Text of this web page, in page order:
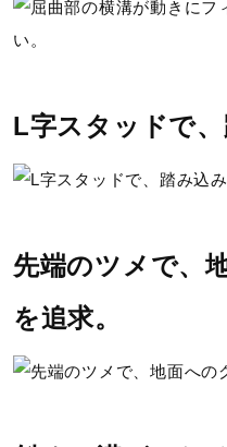
シューズ幅
51、52：2024年秋冬
01、02、03、04、05：
L字スタッドで、
先端のツメで、
を追求。